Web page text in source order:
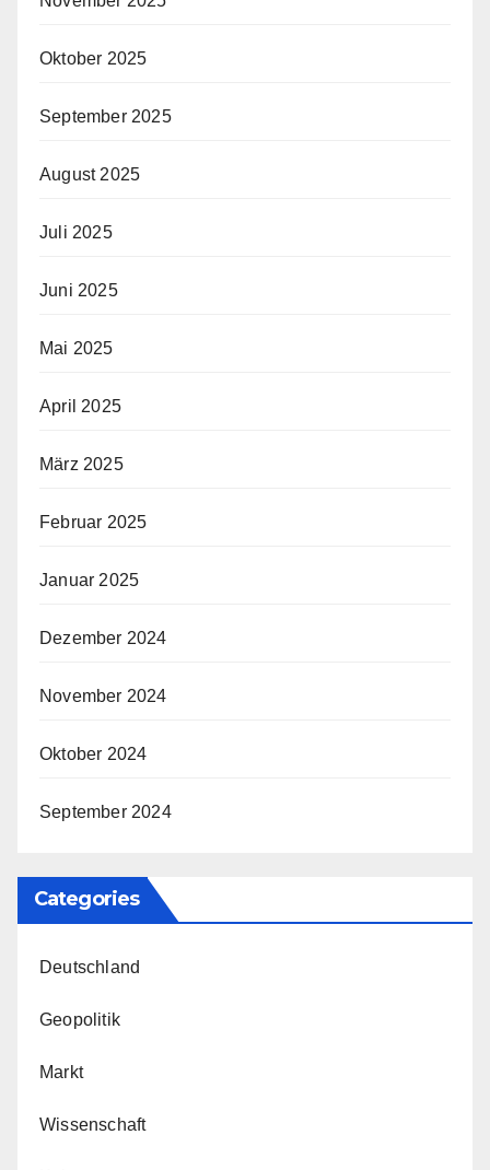
Oktober 2025
September 2025
August 2025
Juli 2025
Juni 2025
Mai 2025
April 2025
März 2025
Februar 2025
Januar 2025
Dezember 2024
November 2024
Oktober 2024
September 2024
Categories
Deutschland
Geopolitik
Markt
Wissenschaft